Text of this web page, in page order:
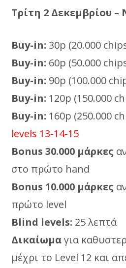
Τρίτη 2 Δεκεμβρίου –
Buy-in: 30p (20.000
Buy-in: 60p (50.000
Buy-in: 90p (100.000
Buy-in: 120p (150.000
Buy-in: 160p (250.000
levels 13-14-15
Βοnus 30.000 μάρκες
στο πρώτο hand
Βοnus 10.000 μάρκες
πρώτο level
Blind levels: 25 λεπτά
Δικαίωμαγια
μέχρι το Level 12 και